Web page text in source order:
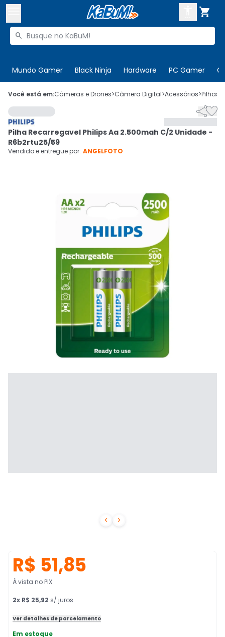

Buscar produtos

Mundo Gamer Black Ninja Hardware PC Gamer
 Olá. Acesse sua conta
 Departamentos
 Cupons
CADASTRE-SE
Você está em:Câmeras e Drones>Câmera Digital>Acessórios>Pilhas
 

Pilha Recarregavel Philips Aa 2.500mah C/2 Unidade -
R6b2rtu25/59
Vendido e entregue por: ANGELFOTO
R$ 51,85
À vista no PIX
2x R$ 25,92 s/ juros
Ver detalhes de parcelamento
Em estoque